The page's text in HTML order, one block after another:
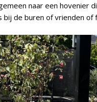
naar een hovenier
bij de buren of vrienden of